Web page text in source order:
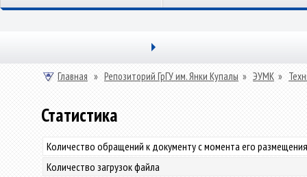
Главная » Репозиторий ГрГУ им. Янки Купалы » ЭУМК »
Статистика
Количество обращений к документу с момента его
Количество загрузок файла